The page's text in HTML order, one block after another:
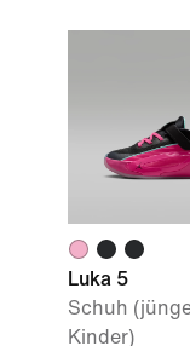
Luka 5
Schuh
Kinder)